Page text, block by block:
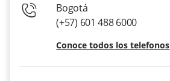
phone-contact
Bogotá
(+57) 601 488 6000
Conoce todos los telefonos